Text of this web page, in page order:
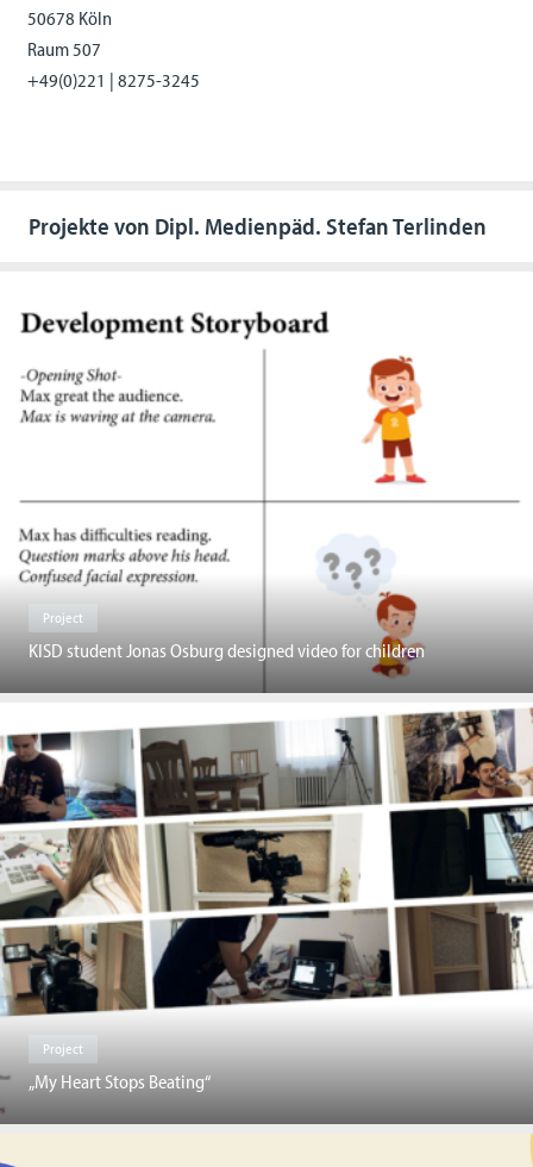
50678 Köln
Raum 507
+49(0)221 | 8275-3245
Projekte von Dipl. Medienpäd. Stefan Terlinden
Project
KISD student Jonas Osburg designed video for children
Project
„My Heart Stops Beating“